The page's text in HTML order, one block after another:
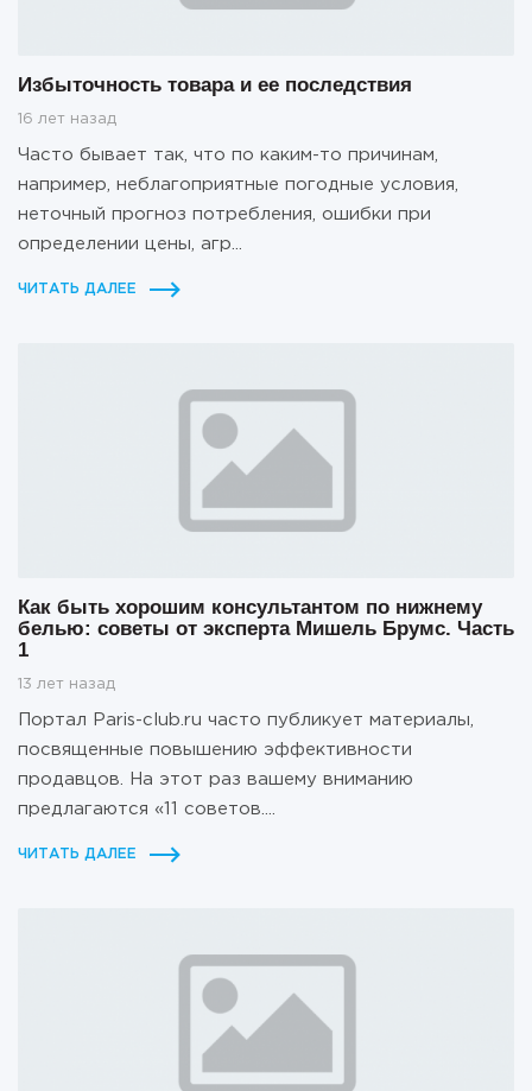
Избыточность товара и ее последствия
16 лет назад
Часто бывает так, что по каким-то причинам,
например, неблагоприятные погодные условия,
неточный прогноз потребления, ошибки при
определении цены, агр...
ЧИТАТЬ ДАЛЕЕ
Как быть хорошим консультантом по нижнему
белью: советы от эксперта Мишель Брумс. Часть
1
13 лет назад
Портал Paris-club.ru часто публикует материалы,
посвященные повышению эффективности
продавцов. На этот раз вашему вниманию
предлагаются «11 советов....
ЧИТАТЬ ДАЛЕЕ